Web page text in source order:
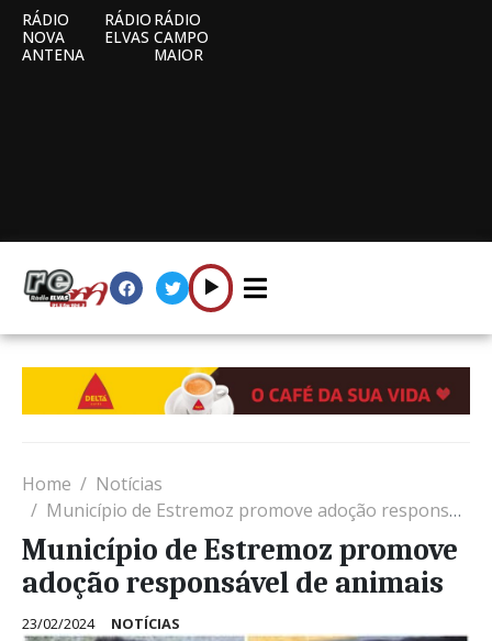
RÁDIO
NOVA
ANTENA
RÁDIO
ELVAS
RÁDIO
CAMPO
MAIOR
Home
Notícias
Município de Estremoz promove adoção responsável de animais
Município de Estremoz promove
adoção responsável de animais
23/02/2024 NOTÍCIAS